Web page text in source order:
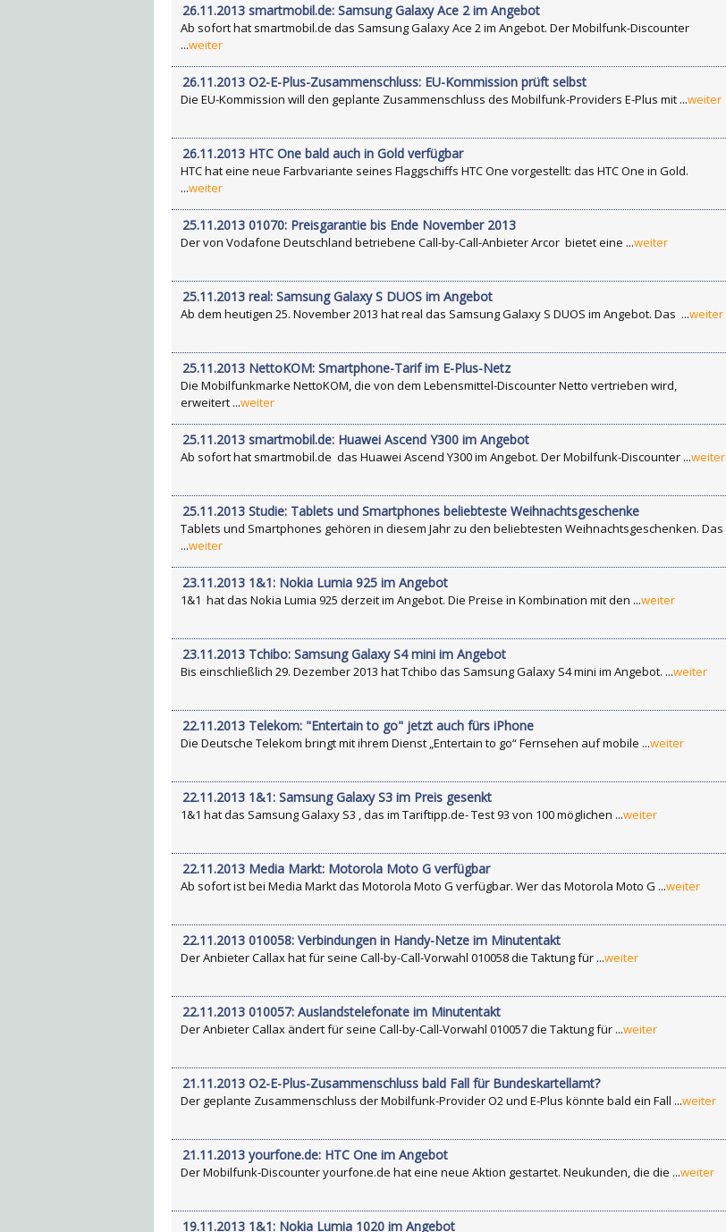
26.11.2013 smartmobil.de: Samsung Galaxy Ace 2 im Angebot
Ab sofort hat smartmobil.de das Samsung Galaxy Ace 2 im Angebot. Der Mobilfunk-Discounter
...weiter
26.11.2013 O2-E-Plus-Zusammenschluss: EU-Kommission prüft selbst
Die EU-Kommission will den geplante Zusammenschluss des Mobilfunk-Providers E-Plus mit ...weiter
26.11.2013 HTC One bald auch in Gold verfügbar
HTC hat eine neue Farbvariante seines Flaggschiffs HTC One vorgestellt: das HTC One in Gold.
...weiter
25.11.2013 01070: Preisgarantie bis Ende November 2013
Der von Vodafone Deutschland betriebene Call-by-Call-Anbieter Arcor bietet eine ...weiter
25.11.2013 real: Samsung Galaxy S DUOS im Angebot
Ab dem heutigen 25. November 2013 hat real das Samsung Galaxy S DUOS im Angebot. Das ...weiter
25.11.2013 NettoKOM: Smartphone-Tarif im E-Plus-Netz
Die Mobilfunkmarke NettoKOM, die von dem Lebensmittel-Discounter Netto vertrieben wird,
erweitert ...weiter
25.11.2013 smartmobil.de: Huawei Ascend Y300 im Angebot
Ab sofort hat smartmobil.de das Huawei Ascend Y300 im Angebot. Der Mobilfunk-Discounter ...weiter
25.11.2013 Studie: Tablets und Smartphones beliebteste Weihnachtsgeschenke
Tablets und Smartphones gehören in diesem Jahr zu den beliebtesten Weihnachtsgeschenken. Das
...weiter
23.11.2013 1&1: Nokia Lumia 925 im Angebot
1&1 hat das Nokia Lumia 925 derzeit im Angebot. Die Preise in Kombination mit den ...weiter
23.11.2013 Tchibo: Samsung Galaxy S4 mini im Angebot
Bis einschließlich 29. Dezember 2013 hat Tchibo das Samsung Galaxy S4 mini im Angebot. ...weiter
22.11.2013 Telekom: "Entertain to go" jetzt auch fürs iPhone
Die Deutsche Telekom bringt mit ihrem Dienst „Entertain to go“ Fernsehen auf mobile ...weiter
22.11.2013 1&1: Samsung Galaxy S3 im Preis gesenkt
1&1 hat das Samsung Galaxy S3 , das im Tariftipp.de- Test 93 von 100 möglichen ...weiter
22.11.2013 Media Markt: Motorola Moto G verfügbar
Ab sofort ist bei Media Markt das Motorola Moto G verfügbar. Wer das Motorola Moto G ...weiter
22.11.2013 010058: Verbindungen in Handy-Netze im Minutentakt
Der Anbieter Callax hat für seine Call-by-Call-Vorwahl 010058 die Taktung für ...weiter
22.11.2013 010057: Auslandstelefonate im Minutentakt
Der Anbieter Callax ändert für seine Call-by-Call-Vorwahl 010057 die Taktung für ...weiter
21.11.2013 O2-E-Plus-Zusammenschluss bald Fall für Bundeskartellamt?
Der geplante Zusammenschluss der Mobilfunk-Provider O2 und E-Plus könnte bald ein Fall ...weiter
21.11.2013 yourfone.de: HTC One im Angebot
Der Mobilfunk-Discounter yourfone.de hat eine neue Aktion gestartet. Neukunden, die die ...weiter
19.11.2013 1&1: Nokia Lumia 1020 im Angebot